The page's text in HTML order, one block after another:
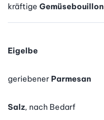
kräftige Gemüsebouillon
Eigelbe
geriebener Parmesan
Salz, nach Bedarf